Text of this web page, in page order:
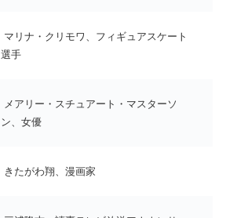
マリナ・クリモワ、フィギュアスケート
選手
メアリー・スチュアート・マスターソ
ン、女優
きたがわ翔、漫画家